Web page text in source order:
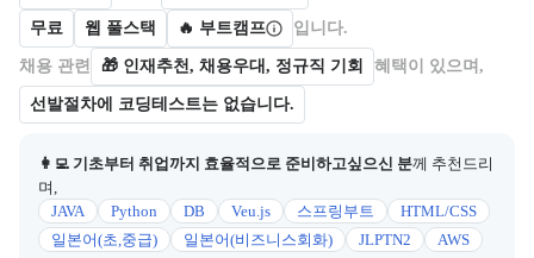
무료 웹 풀스택 🔥 부트캠프 입니다.
채용 관련 🎁 인재추천, 채용우대, 정규직 기회 혜택이 있으며,
선발절차에 코딩테스트는 없습니다.
👩‍💻 기초부터 취업까지 효율적으로 준비하고싶으신 분께 추천드리
며,
JAVA
Python DB Veu.js 스프링부트
HTML/CSS
일본어(초,중급)
일본어(비즈니스회화) JLPTN2
AWS